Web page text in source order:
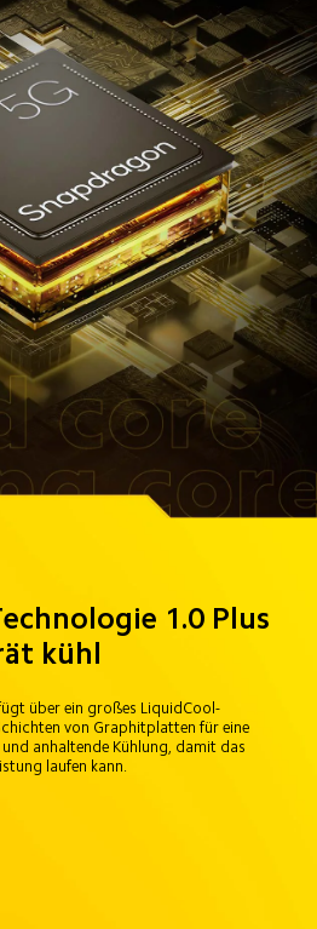
1.0 Plus
kühl
über ein großes LiquidCool-
von Graphitplatten für eine
anhaltende Kühlung, damit das
laufen kann.